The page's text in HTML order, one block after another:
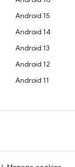
Android 15
Android 14
Android 13
Android 12
Android 11